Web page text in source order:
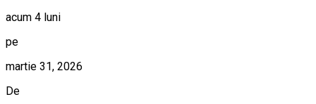
acum 4 luni
pe
martie 31, 2026
De